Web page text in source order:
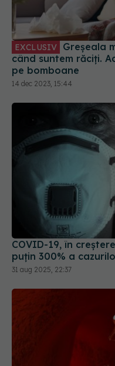
EXCLUSIV
când suntem răciți.
pe bomboane
14 dec 2023, 15:44
COVID-19, în
puțin 300% a
31 aug 2025, 22:37